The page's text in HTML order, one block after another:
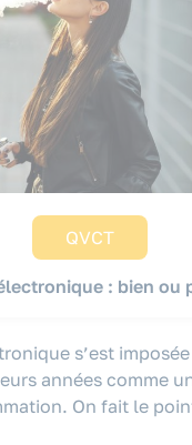
QVCT
: bien ou
s’est
années comme
On fait le